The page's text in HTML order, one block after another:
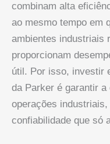
combinam alta
ao mesmo tempo em
ambientes industriais
proporcionam
útil. Por isso, investir
da Parker é garantir
operações
confiabilidade que só